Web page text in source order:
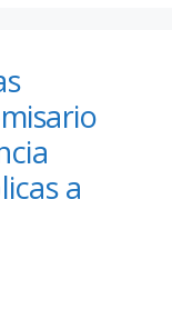
a